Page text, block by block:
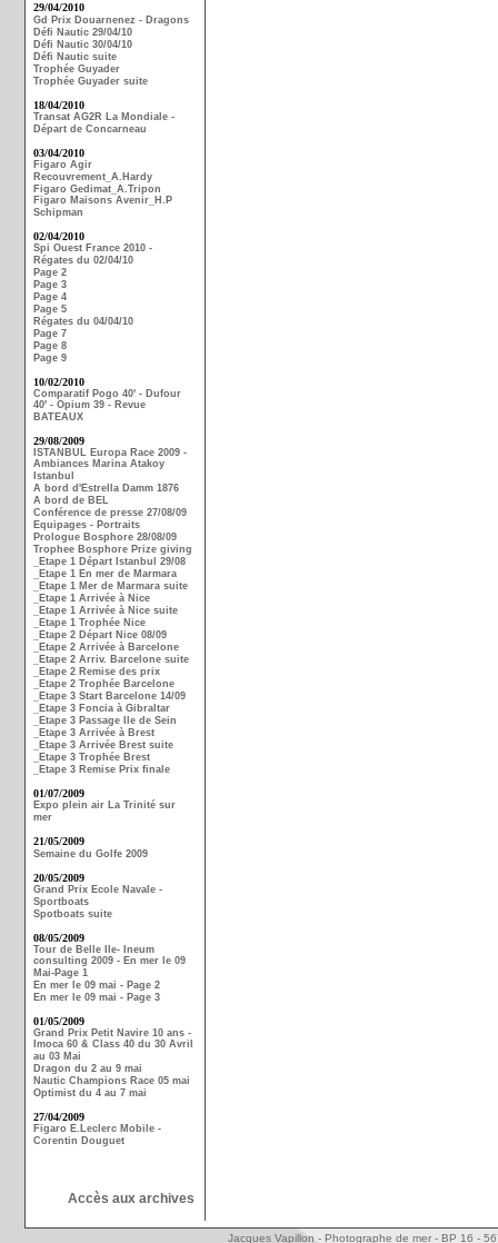
29/04/2010
Gd Prix Douarnenez - Dragons
Défi Nautic 29/04/10
Défi Nautic 30/04/10
Défi Nautic suite
Trophée Guyader
Trophée Guyader suite
18/04/2010
Transat AG2R La Mondiale -
Départ de Concarneau
03/04/2010
Figaro Agir
Recouvrement_A.Hardy
Figaro Gedimat_A.Tripon
Figaro Maisons Avenir_H.P
Schipman
02/04/2010
Spi Ouest France 2010 -
Régates du 02/04/10
Page 2
Page 3
Page 4
Page 5
Régates du 04/04/10
Page 7
Page 8
Page 9
10/02/2010
Comparatif Pogo 40' - Dufour
40' - Opium 39 - Revue
BATEAUX
29/08/2009
ISTANBUL Europa Race 2009 -
Ambiances Marina Atakoy
Istanbul
A bord d'Estrella Damm 1876
A bord de BEL
Conférence de presse 27/08/09
Equipages - Portraits
Prologue Bosphore 28/08/09
Trophee Bosphore Prize giving
_Etape 1 Départ Istanbul 29/08
_Etape 1 En mer de Marmara
_Etape 1 Mer de Marmara suite
_Etape 1 Arrivée à Nice
_Etape 1 Arrivée à Nice suite
_Etape 1 Trophée Nice
_Etape 2 Départ Nice 08/09
_Etape 2 Arrivée à Barcelone
_Etape 2 Arriv. Barcelone suite
_Etape 2 Remise des prix
_Etape 2 Trophée Barcelone
_Etape 3 Start Barcelone 14/09
_Etape 3 Foncia à Gibraltar
_Etape 3 Passage Ile de Sein
_Etape 3 Arrivée à Brest
_Etape 3 Arrivée Brest suite
_Etape 3 Trophée Brest
_Etape 3 Remise Prix finale
01/07/2009
Expo plein air La Trinité sur
mer
21/05/2009
Semaine du Golfe 2009
20/05/2009
Grand Prix Ecole Navale -
Sportboats
Spotboats suite
08/05/2009
Tour de Belle Ile- Ineum
consulting 2009 - En mer le 09
Mai-Page 1
En mer le 09 mai - Page 2
En mer le 09 mai - Page 3
01/05/2009
Grand Prix Petit Navire 10 ans -
Imoca 60 & Class 40 du 30 Avril
au 03 Mai
Dragon du 2 au 9 mai
Nautic Champions Race 05 mai
Optimist du 4 au 7 mai
27/04/2009
Figaro E.Leclerc Mobile -
Corentin Douguet
Accès aux archives
Jacques Vapillon - Photographe de mer - BP 16 -